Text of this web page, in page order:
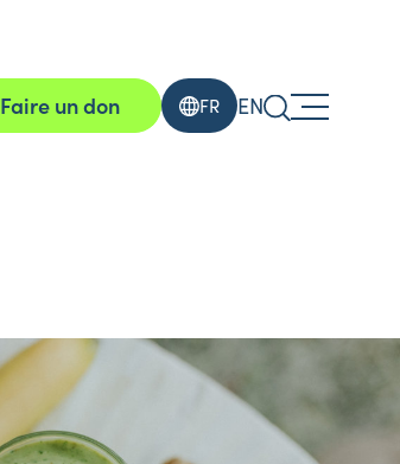
Faire un don EN
FR